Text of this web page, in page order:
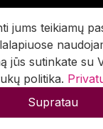
jums teikiamų
jūs sutinkate su
politika.
Supratau